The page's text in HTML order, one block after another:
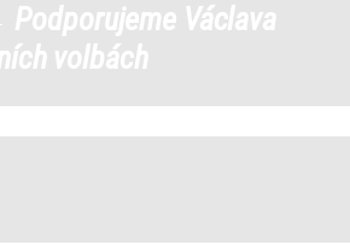
Podporujeme Václava
volbách